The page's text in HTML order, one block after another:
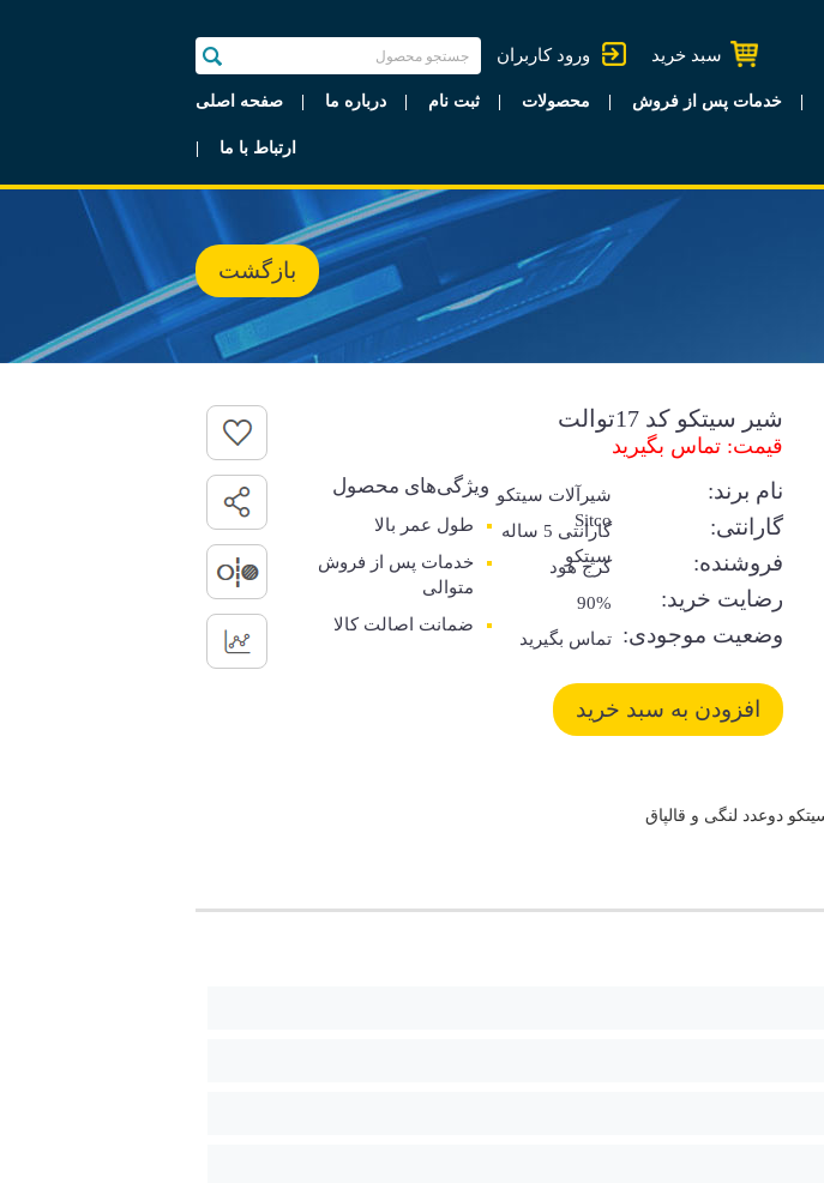
ورود کاربران سبد خرید
صفحه اصلی درباره ما ثبت نام محصولات خدمات پس از فروش
ارتباط با ما
بازگشت
شیر سیتکو کد 17توالت
قیمت: تماس بگیرید
نام برند:
شیرآلات سیتکو
Sitco
گارانتی:
گارانتی 5 ساله
سیتکو
فروشنده: کرج هود
رضایت خرید: 90%
وضعیت موجودی: تماس بگیرید
ویژگی‌های محصول
طول عمر بالا
خدمات پس از فروش
متوالی
ضمانت اصالت کالا